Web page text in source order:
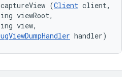
(Client client,
viewRoot,
view,
handler)